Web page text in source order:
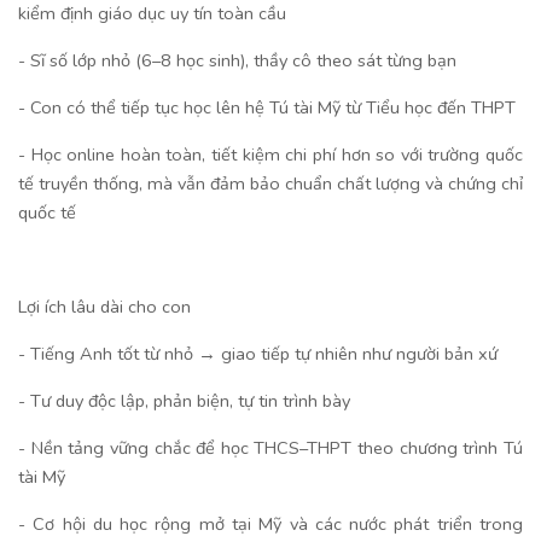
kiểm định giáo dục uy tín toàn cầu
- Sĩ số lớp nhỏ (6–8 học sinh), thầy cô theo sát từng bạn
- Con có thể tiếp tục học lên hệ Tú tài Mỹ từ Tiểu học đến THPT
- Học online hoàn toàn, tiết kiệm chi phí hơn so với trường quốc
tế truyền thống, mà vẫn đảm bảo chuẩn chất lượng và chứng chỉ
quốc tế
Lợi ích lâu dài cho con
- Tiếng Anh tốt từ nhỏ → giao tiếp tự nhiên như người bản xứ
- Tư duy độc lập, phản biện, tự tin trình bày
- Nền tảng vững chắc để học THCS–THPT theo chương trình Tú
tài Mỹ
- Cơ hội du học rộng mở tại Mỹ và các nước phát triển trong